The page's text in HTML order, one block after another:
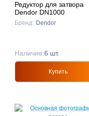
Редуктор для затвора
Dendor DN1000
Бренд: Dendor
Наличие:6 шт.
Купить